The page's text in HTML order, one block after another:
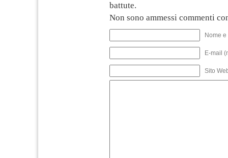
battute.
Non sono ammessi commenti
Nome
E-mail
Sito